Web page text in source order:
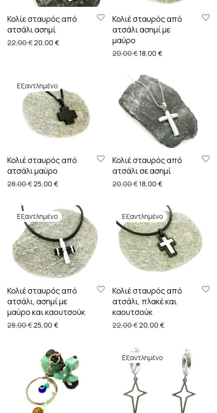
Κολίε σταυρός από
ατσάλι ασημί
22,00€ Original price was: 22,00 €.
20,00 €Η τρέχουσα τιμή είναι: 20,00 €.
Κολιέ σταυρός από
ατσάλι ασημί με
μαύρο
20,00€Original price was:
18,00 €Η τρέχουσα τιμή
Κολιέ σταυρός από
ατσάλι μαύρο
28,00€ Original price was: 28,00 €.
25,00 €Η τρέχουσα τιμή είναι: 25,00 €.
Κολιέ σταυρός από
ατσάλι σε ασημί
20,00€Original price was:
18,00 €Η τρέχουσα τιμή
Κολιέ σταυρός από
ατσάλι, ασημί με
μαύρο και καουτσούκ
28,00€ Original price was: 28,00 €.
25,00 €Η τρέχουσα τιμή είναι: 25,00 €.
Κολιέ σταυρός από
ατσάλι, πλακέ και
καουτσούκ
22,00€ Original price was:
20,00 €Η τρέχουσα